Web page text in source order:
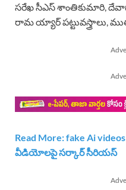
సరేఖ సీఎస్ శాంతి‌కుమారి,
రామ య్యార్ పట్టువస్త్రాలు,
Read More: fake Ai
వీడియోలపై సర్కార్ సీరియస్